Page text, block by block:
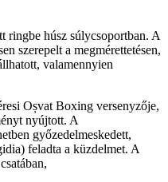
ringbe húsz súlycsoportban. A
szerepelt a megmérettetésen,
valamennyien
Oșvat Boxing versenyzője,
nyújtott. A
győzedelmeskedett,
feladta a küzdelmet. A